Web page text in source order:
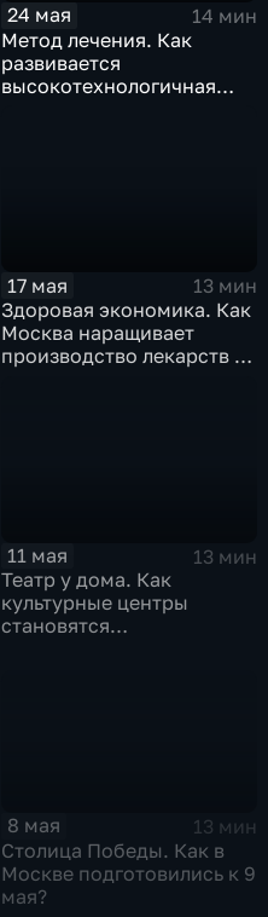
24 мая
14 мин
Метод лечения. Как
развивается
высокотехнологичная
17 мая
13 мин
Здоровая экономика. Как
Москва наращивает
производство лекарств и
11 мая
13 мин
Театр у дома. Как
культурные центры
становятся
8 мая
13 мин
Столица Победы. Как в
Москве подготовились к 9
мая?